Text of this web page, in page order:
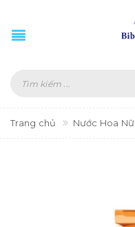
Trang chủ Nước Hoa Nữ